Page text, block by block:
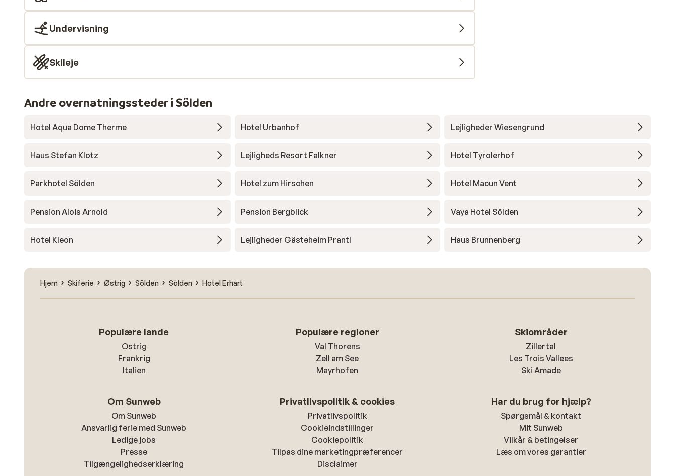
Undervisning
Skileje
Andre overnatningssteder i Sölden
Hotel Aqua Dome Therme Hotel Urbanhof Lejligheder Wiesengrund
Haus Stefan Klotz Lejligheds Resort Falkner Hotel Tyrolerhof
Parkhotel Sölden Hotel zum Hirschen Hotel Macun Vent
Pension Alois Arnold Pension Bergblick Vaya Hotel Sölden
Hotel Kleon Lejligheder Gästeheim Prantl Haus Brunnenberg
Hjem Skiferie Østrig Sölden Sölden Hotel Erhart
Populære lande
Ostrig
Frankrig
Italien
Populære regioner
Val Thorens
Zell am See
Mayrhofen
Skiområder
Zillertal
Les Trois Vallees
Ski Amade
Om Sunweb
Om Sunweb
Ansvarlig ferie med Sunweb
Ledige jobs
Presse
Tilgængelighedserklæring
Privatlivspolitik & cookies
Privatlivspolitik
Cookieindstillinger
Cookiepolitik
Tilpas dine marketingpræferencer
Disclaimer
Har du brug for hjælp?
Spørgsmål & kontakt
Mit Sunweb
Vilkår & betingelser
Læs om vores garantier